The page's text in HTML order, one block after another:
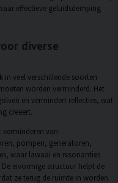
effectieve geluidsdemping
diverse
in veel verschillende soorten
worden verminderd. Het
en vermindert reflecties, wat
creëert.
verminderen van
pompen, generatoren,
waar lawaai en resonanties
eivormige structuur helpt de
ze terug de ruimte in worden